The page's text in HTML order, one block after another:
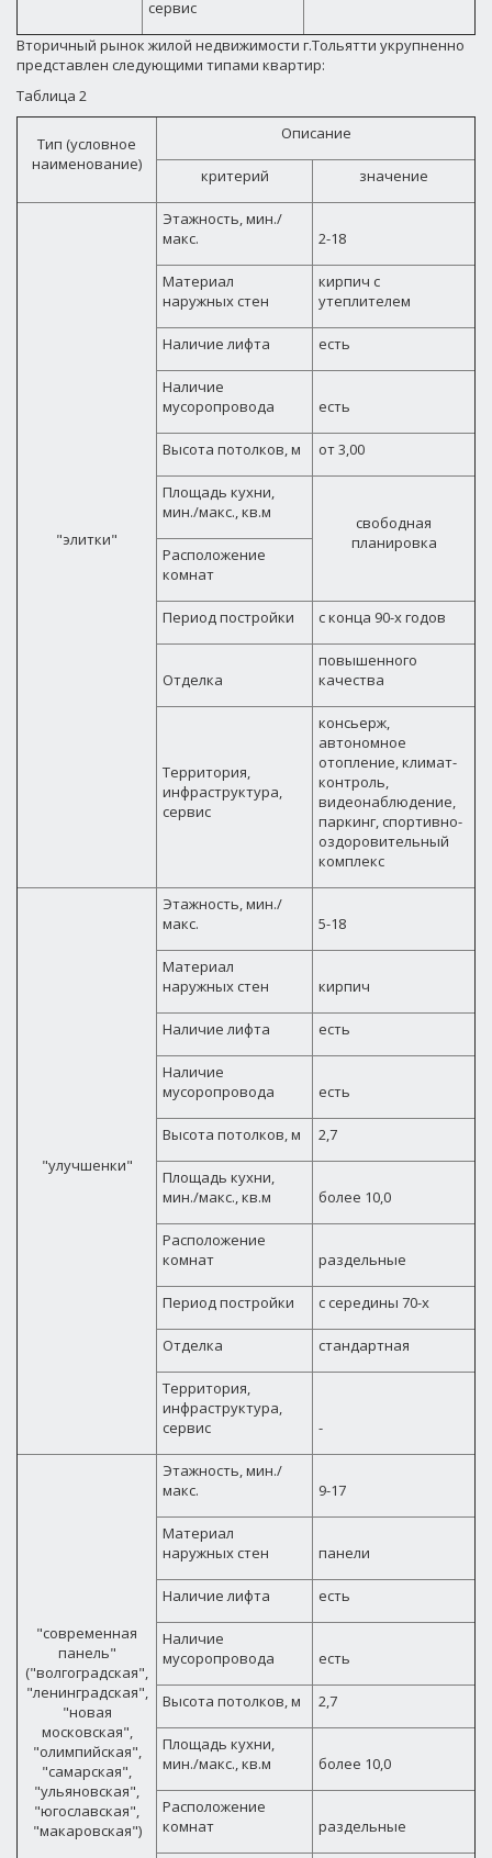
сервис
Вторичный рынок жилой недвижимости г.Тольятти укрупненно
представлен следующими типами квартир:
Таблица 2
Тип (условное
наименование)
Описание
критерий значение
"элитки"
Этажность, мин./
макс.
2-18
Материал
наружных стен
кирпич с
утеплителем
Наличие лифта есть
Наличие
мусоропровода
есть
Высота потолков, м от 3,00
Площадь кухни,
мин./макс., кв.м
свободная
планировка
Расположение
комнат
Период постройки с конца 90-х годов
Отделка
повышенного
качества
Территория,
инфраструктура,
сервис
консьерж,
автономное
отопление, климат-
контроль,
видеонаблюдение,
паркинг, спортивно-
оздоровительный
комплекс
"улучшенки"
Этажность, мин./
макс.
5-18
Материал
наружных стен
кирпич
Наличие лифта есть
Наличие
мусоропровода
есть
Высота потолков, м 2,7
Площадь кухни,
мин./макс., кв.м
более 10,0
Расположение
комнат
раздельные
Период постройки с середины 70-х
Отделка стандартная
Территория,
инфраструктура,
сервис
-
"современная
панель"
("волгоградская",
"ленинградская",
"новая
московская",
"олимпийская",
"самарская",
"ульяновская",
"югославская",
"макаровская")
Этажность, мин./
макс.
9-17
Материал
наружных стен
панели
Наличие лифта есть
Наличие
мусоропровода
есть
Высота потолков, м 2,7
Площадь кухни,
мин./макс., кв.м
более 10,0
Расположение
комнат
раздельные